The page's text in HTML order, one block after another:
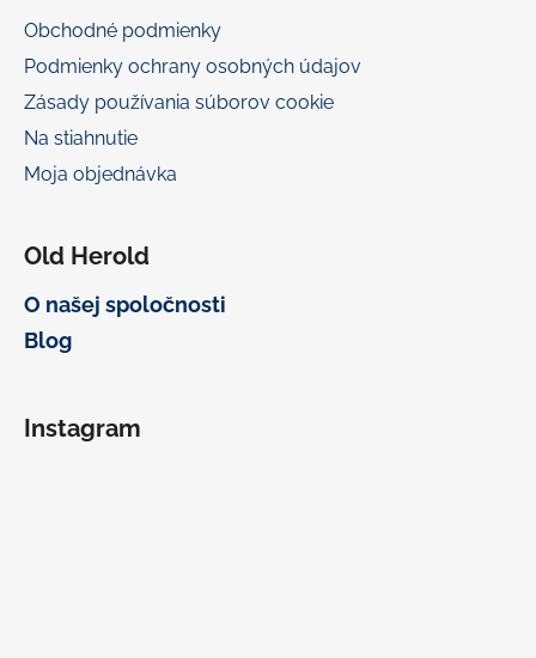
Obchodné podmienky
Podmienky ochrany osobných údajov
Zásady používania súborov cookie
Na stiahnutie
Moja objednávka
Old Herold
O našej spoločnosti
Blog
Instagram